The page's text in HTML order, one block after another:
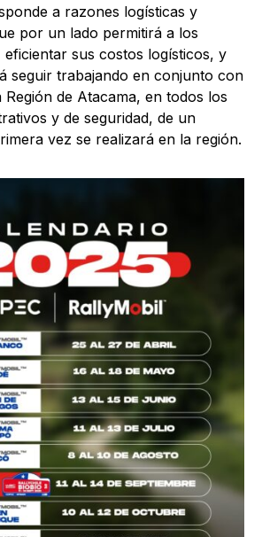
a razones logísticas y
por un lado permitirá a los
eficientar sus costos logísticos, y
seguir trabajando en conjunto con
Región de Atacama, en todos los
y de seguridad, de un
vez se realizará en la región.